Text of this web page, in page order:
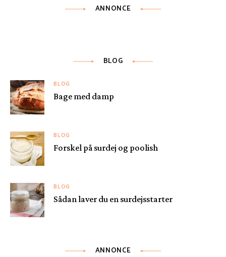
ANNONCE
BLOG
BLOG
Bage med damp
BLOG
Forskel på surdej og poolish
BLOG
Sådan laver du en surdejsstarter
ANNONCE